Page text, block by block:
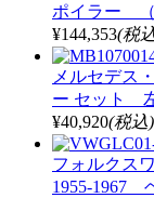
ポイラー （
¥144,353(税
メルセデス
ー セット
¥40,920(税込)
フォルクス
1955-1967